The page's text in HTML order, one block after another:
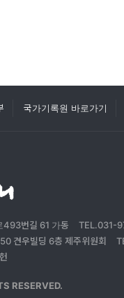
국가기록원 바로가기
493번길 61 가동
TEL.031-
견우빌딩 6층 제주위원회
RESERVED.